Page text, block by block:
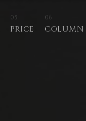
05
PRICE
06
COLUMN